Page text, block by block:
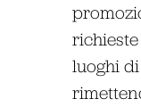
richieste
luoghi